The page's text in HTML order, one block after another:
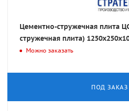
Цементно-стружечная плита
стружечная плита)
Можно заказать
ПОД ЗАКАЗ